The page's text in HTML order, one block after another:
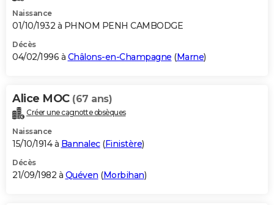
Naissance
01/10/1932 à PHNOM PENH CAMBODGE
Décès
04/02/1996 à Châlons-en-Champagne (Marne)
Alice MOC (67 ans)
Créer une cagnotte obsèques
Naissance
15/10/1914 à Bannalec(Finistère)
Décès
21/09/1982 à Quéven (Morbihan)